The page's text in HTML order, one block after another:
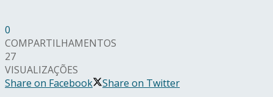
0
COMPARTILHAMENTOS
27
VISUALIZAÇÕES
Share on Facebook
Share on Twitter